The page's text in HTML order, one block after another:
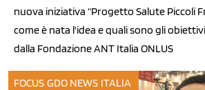
nuova iniziativa “Progetto Salute Piccoli
come è nata l'idea e quali sono gli
dalla Fondazione ANT Italia ONLUS
FOCUS GDO NEWS ITALIA